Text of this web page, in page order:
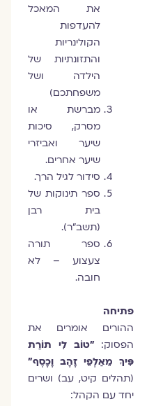
את המאכל
להעדפות
הקולינריות
והתזונתיות של
הילדה ושל
משפחתכם)
מברשת או
מסרק, סיכות
שיער ואביזרי
שיער אחרים.
סידור לגיל הרך.
ספר תינוקות של
בית רבן
(תשב"ר).
ספר תורה
צעצוע – לא
חובה.
פתיחה
ההורים אומרים את
הפסוק: "טוֹב לִי תוֹרַת
פִּיךָ מֵאַלְפֵי זָהָב וָכָסֶף"
(תהלים קיט, עב) ושרים
יחד עם הקהל: